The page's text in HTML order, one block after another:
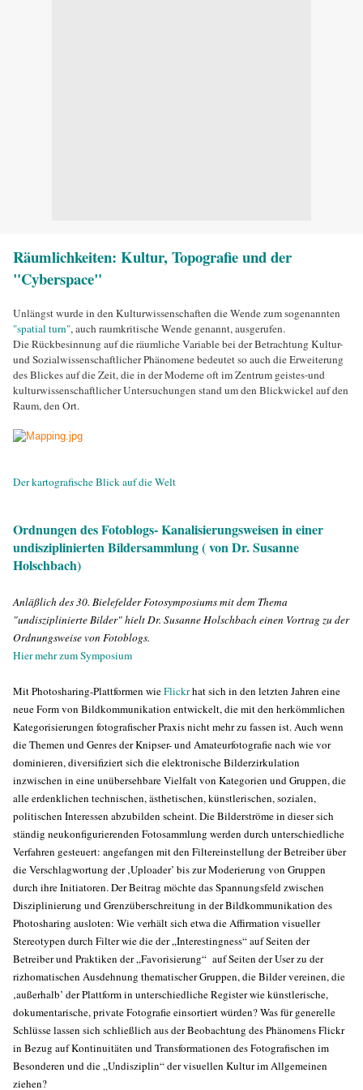
Räumlichkeiten: Kultur, Topografie und der
"Cyberspace"
Unlängst wurde in den Kulturwissenschaften die Wende zum sogenannten
"spatial turn", auch raumkritische Wende genannt, ausgerufen.
Die Rückbesinnung auf die räumliche Variable bei der Betrachtung Kultur-
und Sozialwissenschaftlicher Phänomene bedeutet so auch die Erweiterung
des Blickes auf die Zeit, die in der Moderne oft im Zentrum geistes-und
kulturwissenschaftlicher Untersuchungen stand um den Blickwickel auf den
Raum, den Ort.
Der kartografische Blick auf die Welt
Ordnungen des Fotoblogs- Kanalisierungsweisen in einer
undisziplinierten Bildersammlung ( von Dr. Susanne
Holschbach)
Anläßlich des 30. Bielefelder Fotosymposiums mit dem Thema
"undisziplinierte Bilder" hielt Dr. Susanne Holschbach einen Vortrag zu der
Ordnungsweise von Fotoblogs.
Hier mehr zum Symposium
Mit Photosharing-Plattformen wieFlickrhat sich in den letzten Jahren eine
neue Form von Bildkommunikation entwickelt, die mit den herkömmlichen
Kategorisierungen fotografischer Praxis nicht mehr zu fassen ist. Auch wenn
die Themen und Genres der Knipser- und Amateurfotografie nach wie vor
dominieren, diversifiziert sich die elektronische Bilderzirkulation
inzwischen in eine unübersehbare Vielfalt von Kategorien und Gruppen, die
alle erdenklichen technischen, ästhetischen, künstlerischen, sozialen,
politischen Interessen abzubilden scheint. Die Bilderströme in dieser sich
ständig neukonfigurierenden Fotosammlung werden durch unterschiedliche
Verfahren gesteuert: angefangen mit den Filtereinstellung der Betreiber über
die Verschlagwortung der ‚Uploader’ bis zur Moderierung von Gruppen
durch ihre Initiatoren. Der Beitrag möchte das Spannungsfeld zwischen
Disziplinierung und Grenzüberschreitung in der Bildkommunikation des
Photosharing ausloten: Wie verhält sich etwa die Affirmation visueller
Stereotypen durch Filter wie die der „Interestingness“ auf Seiten der
Betreiber und Praktiken der „Favorisierung“ auf Seiten der User zu der
rizhomatischen Ausdehnung thematischer Gruppen, die Bilder vereinen, die
‚außerhalb’ der Plattform in unterschiedliche Register wie künstlerische,
dokumentarische, private Fotografie einsortiert würden? Was für generelle
Schlüsse lassen sich schließlich aus der Beobachtung des Phänomens Flickr
in Bezug auf Kontinuitäten und Transformationen des Fotografischen im
Besonderen und die „Undisziplin“ der visuellen Kultur im Allgemeinen
ziehen?